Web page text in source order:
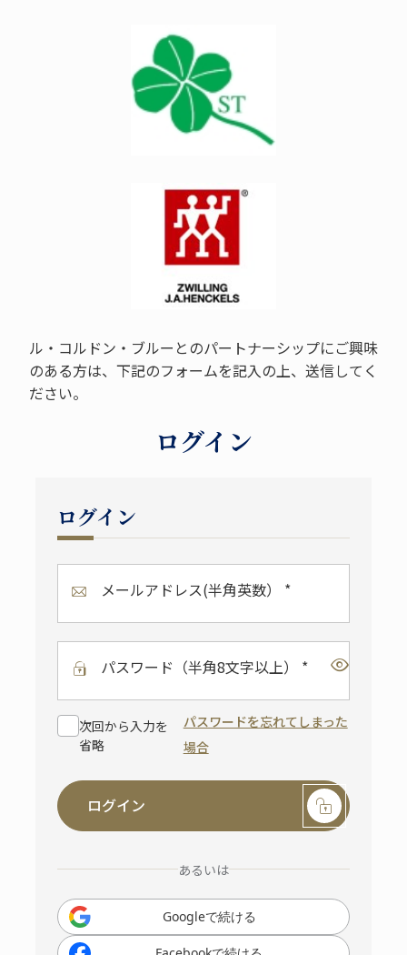
ル・コルドン・ブルーとのパートナーシップにご興味
のある方は、下記のフォームを記入の上、送信してく
ださい。
ログイン
ログイン
メールアドレス(半角英数） *
パスワード（半角8文字以上） *
次回から入力を
省略
パスワードを忘れてしまった
場合
ログイン
あるいは
Googleで続ける